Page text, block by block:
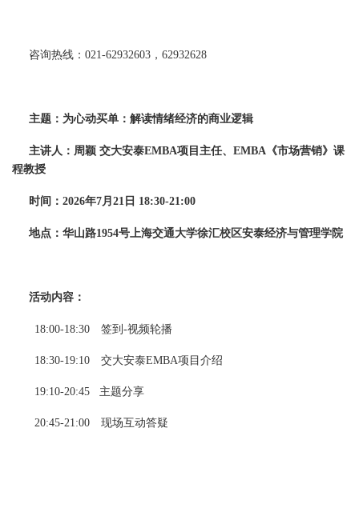
咨询热线：021-62932603，62932628
主题：为心动买单：解读情绪经济的商业逻辑
主讲人：周颖 交大安泰EMBA项目主任、EMBA《市场营销》课
程教授
时间：2026年7月21日 18:30-21:00
地点：华山路1954号上海交通大学徐汇校区安泰经济与管理学院
活动内容：
18:00-18:30 签到-视频轮播
18:30-19:10 交大安泰EMBA项目介绍
19:10-20:45 主题分享
20:45-21:00 现场互动答疑